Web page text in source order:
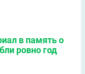
в память о
ровно год